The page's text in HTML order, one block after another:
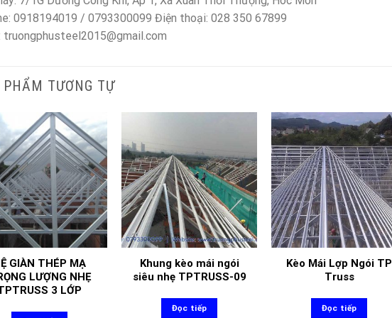
0918194019 / 0793300099 Điện thoại: 028 350 67899
truongphusteel2015@gmail.com
TƯƠNG TỰ
GIÀN THÉP MẠ
LƯỢNG NHẸ
3 LỚP
Khung kèo mái ngói
siêu nhẹ TPTRUSS-09
Đọc tiếp
Kèo Mái Lợp Ngói TP
Truss
Đọc tiếp